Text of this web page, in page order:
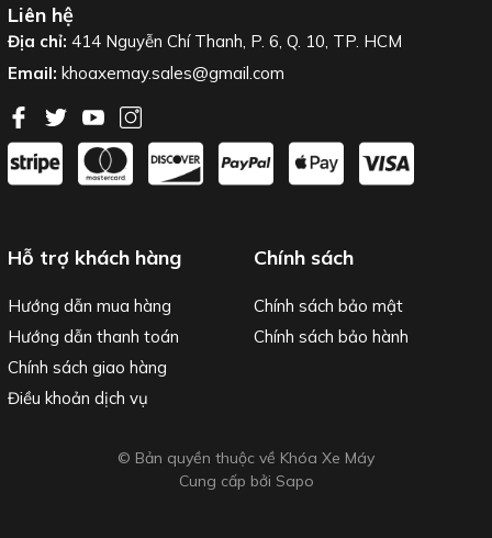
Liên hệ
Địa chỉ: 414 Nguyễn Chí Thanh, P. 6, Q. 10, TP. HCM
Email: khoaxemay.sales@gmail.com
Hỗ trợ khách hàng
Hướng dẫn mua hàng
Hướng dẫn thanh toán
Chính sách giao hàng
Điều khoản dịch vụ
Chính sách
Chính sách bảo mật
Chính sách bảo hành
© Bản quyền thuộc về Khóa Xe Máy
Cung cấp bởi Sapo